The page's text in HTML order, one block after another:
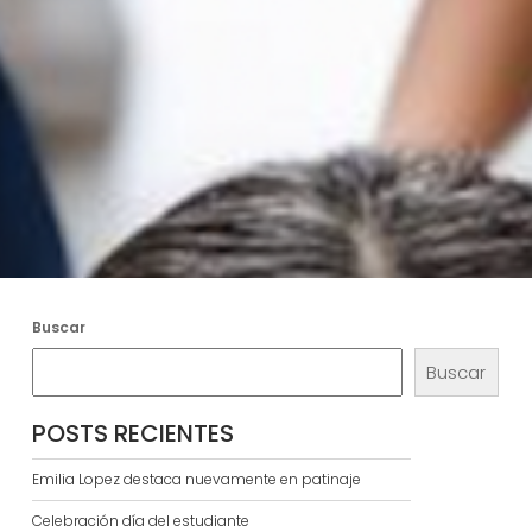
Buscar
Buscar
POSTS RECIENTES
Emilia Lopez destaca nuevamente en patinaje
Celebración día del estudiante